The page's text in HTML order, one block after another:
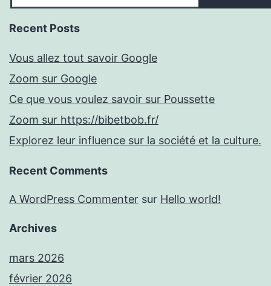
Recent Posts
Vous allez tout savoir Google
Zoom sur Google
Ce que vous voulez savoir sur Poussette
Zoom sur https://bibetbob.fr/
Explorez leur influence sur la société et la culture.
Recent Comments
A WordPress Commenter sur Hello world!
Archives
mars 2026
février 2026